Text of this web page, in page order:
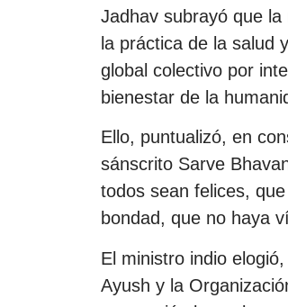
Jadhav subrayó que
la práctica de la salud
global colectivo por
bienestar de la
Ello, puntualizó, en
sánscrito Sarve
todos sean felices,
bondad, que no haya
El ministro indio
Ayush y la